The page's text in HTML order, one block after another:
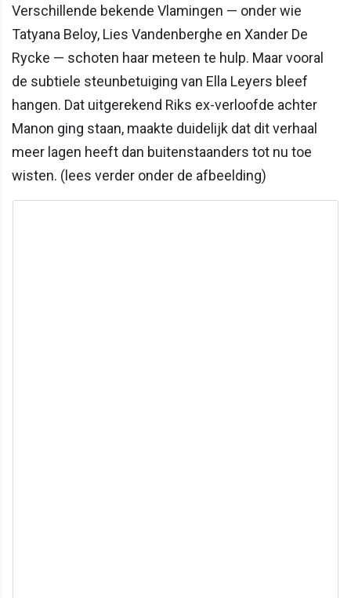
Verschillende bekende Vlamingen — onder wie
Tatyana Beloy, Lies Vandenberghe en Xander De
Rycke — schoten haar meteen te hulp. Maar vooral
de subtiele steunbetuiging van Ella Leyers bleef
hangen. Dat uitgerekend Riks ex-verloofde achter
Manon ging staan, maakte duidelijk dat dit verhaal
meer lagen heeft dan buitenstaanders tot nu toe
wisten. (lees verder onder de afbeelding)